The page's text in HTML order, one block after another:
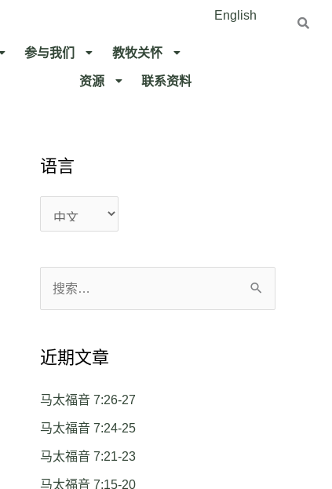
English
参与我们
教牧关怀​
资源
联系资料​
语言
语
近期文章
马太福音 7:26-27
马太福音 7:24-25
马太福音 7:21-23
马太福音 7:15-20
语